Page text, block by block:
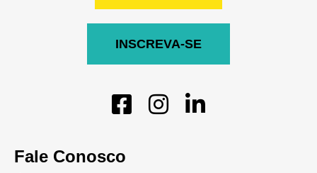
Fale Conosco
INSCREVA-SE